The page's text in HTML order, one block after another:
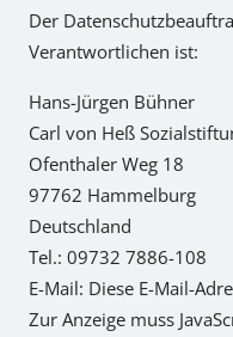
Der
Verantwortlichen ist:
Hans-Jürgen Bühner
Carl von Heß
Ofenthaler Weg 18
97762 Hammelburg
Deutschland
Tel.: 09732 7886-108
E-Mail: Diese E-Mail-
Zur Anzeige muss